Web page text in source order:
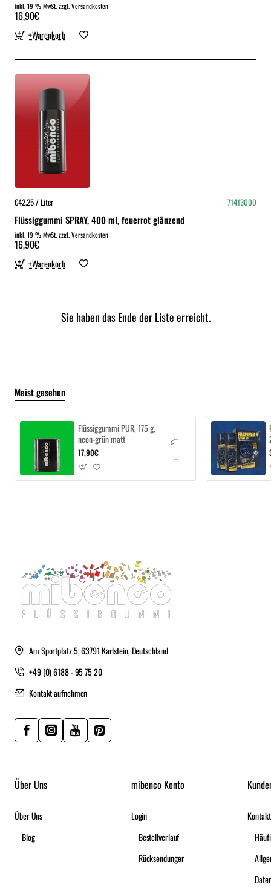
inkl. 19 % MwSt. zzgl. Versandkosten
16,90€
+Warenkorb
€42.25 / Liter 71413000
Flüssiggummi SPRAY, 400 ml, feuerrot glänzend
inkl. 19 % MwSt. zzgl. Versandkosten
16,90€
+Warenkorb
Sie haben das Ende der Liste erreicht.
Meist gesehen
Flüssiggummi PUR, 175 g,
neon-grün matt
17,90€
Am Sportplatz 5, 63791 Karlstein, Deutschland
+49 (0) 6188 - 95 75 20
Kontakt aufnehmen
Über Uns
Über Uns
Blog
mibenco Konto
Login
Bestellverlauf
Rücksendungen
Kontakt